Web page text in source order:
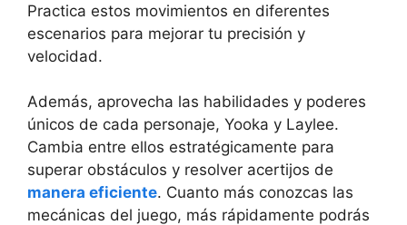
Practica estos movimientos en diferentes
escenarios para mejorar tu precisión y
velocidad.
Además, aprovecha las habilidades y poderes
únicos de cada personaje, Yooka y Laylee.
Cambia entre ellos estratégicamente para
superar obstáculos y resolver acertijos de
manera eficiente. Cuanto más conozcas las
mecánicas del juego, más rápidamente podrás